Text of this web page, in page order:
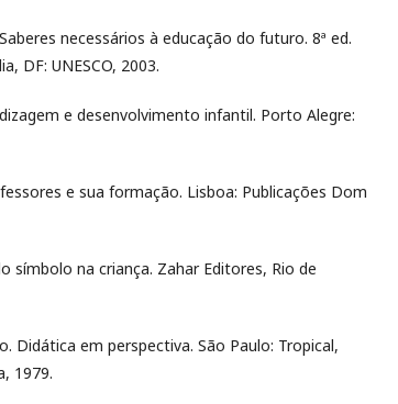
necessários à educação do futuro. 8ª ed.
DF: UNESCO, 2003.
e desenvolvimento infantil. Porto Alegre:
e sua formação. Lisboa: Publicações Dom
símbolo na criança. Zahar Editores, Rio de
Didática em perspectiva. São Paulo: Tropical,
1979.